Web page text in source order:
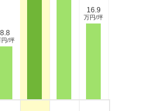
8.8
円/坪
16.9
万円/坪